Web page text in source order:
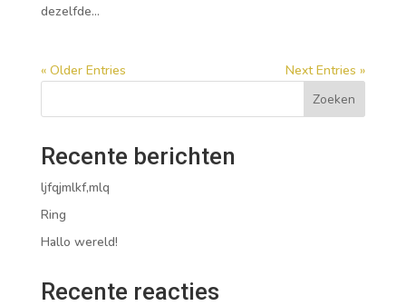
dezelfde...
« Older Entries
Next Entries »
Zoeken
Recente berichten
ljfqjmlkf,mlq
Ring
Hallo wereld!
Recente reacties